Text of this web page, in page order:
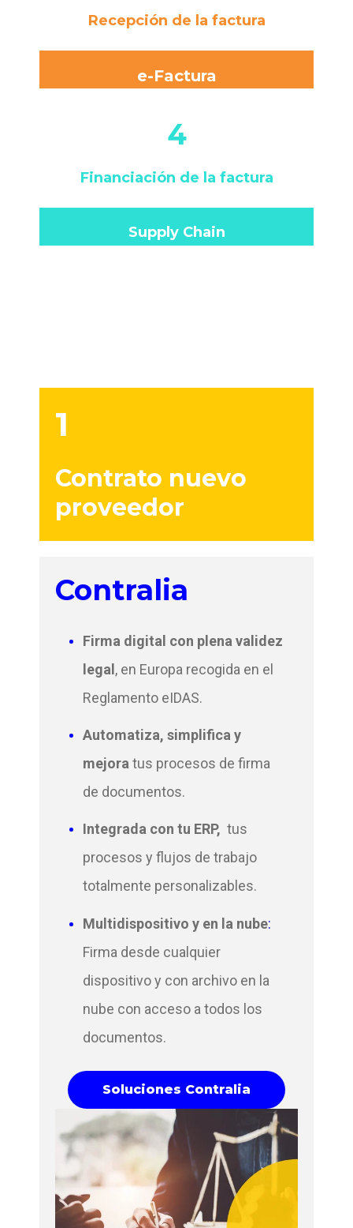
Recepción de la factura
e-Factura
4
Financiación de la factura
Supply Chain
1
Contrato nuevo
proveedor
Contralia
Firma digital con plena validez
legal , en Europa recogida en el
Reglamento eIDAS.
Automatiza, simplifica y
mejoratus procesos de firma
de documentos.
Integrada con tu ERP, tus
procesos y flujos de trabajo
totalmente personalizables.
Multidispositivo y en la nube:
Firma desde cualquier
dispositivo y con archivo en la
nube con acceso a todos los
documentos.
Soluciones Contralia